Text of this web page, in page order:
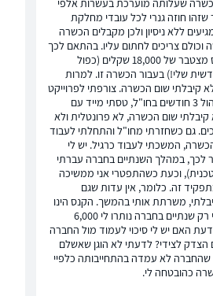
חוזה גנרי לכל עובדי מחלקת
ללא ניסיון ולכן מקבלים הכשרה
וכולם צריכים לחתום עליו. בהתאם לכך
התחייבתי לתשלום קנס מצטבר של 18,000 שקלים (כפול
שלי!) בעבור הכשרה זו. למרות
קיבלתי שום הכשרה. צורפתי לפרוייקט
מיוחד שדרש ממני לשהול 3 חודשים בחו"ל, טסתי מייד עם
שום הכשרה, לא פרונטלית ולא
גם כשחזרתי מחו"ל והתחלתי לעבוד
המשכתי לעבוד כרגיל. יש לי
לכך, במהלך השנתיים בחברה עברתי
וכעת כשהתפטרי אני ממשיכה
זה. כלומר, אין עדות שגם
משרתת אותי בהמשך. הקנס הינו
מצטבר ומכיוון שעבדתי רק שנתיים בחברה נותרו לי 6,000
האם יש לי סיכוי לעמוד מול החברה
הצדק לצידי? לדעתי לא הוגן שאשלם
שהחברה לא עמדה בהתחייבותה כלפיי
כהובטחה לי.